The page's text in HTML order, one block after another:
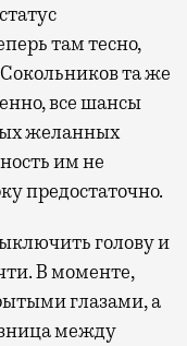
там тесно,
та же
все шансы
желанных
им не
предостаточно.
голову и
В моменте,
глазами, а
между